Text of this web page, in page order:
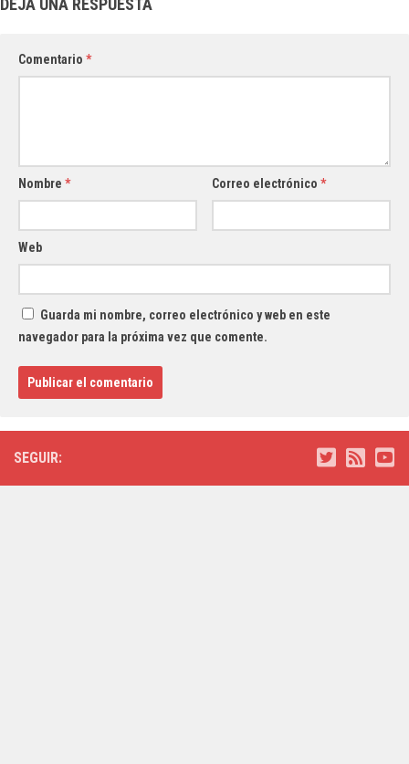
DEJA UNA RESPUESTA
Comentario *
Nombre * Correo electrónico*
Web
Guarda mi nombre, correo electrónico y web en este
navegador para la próxima vez que comente.
SEGUIR: